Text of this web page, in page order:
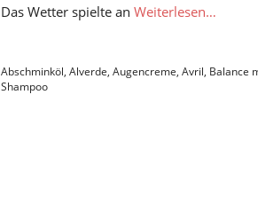
Das Wetter spielte an Weiterlesen…
Abschminköl, Alverde, Augencreme, Avril, Balance
Shampoo